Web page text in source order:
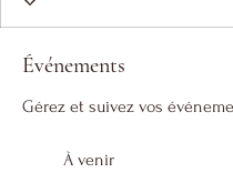
Événements
Gérez et suivez vos
À venir